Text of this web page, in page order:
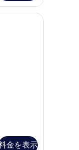
ィボックス (室内)、デス
金を表示